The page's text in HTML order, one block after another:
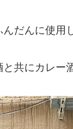
だんに使用
共にカレー